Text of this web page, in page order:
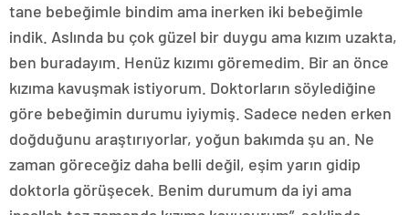
tane bebeğimle bindim ama inerken iki bebeğimle
indik. Aslında bu çok güzel bir duygu ama kızım uzakta,
ben buradayım. Henüz kızımı göremedim. Bir an önce
kızıma kavuşmak istiyorum. Doktorların söylediğine
göre bebeğimin durumu iyiymiş. Sadece neden erken
doğduğunu araştırıyorlar, yoğun bakımda şu an. Ne
zaman göreceğiz daha belli değil, eşim yarın gidip
doktorla görüşecek. Benim durumum da iyi ama